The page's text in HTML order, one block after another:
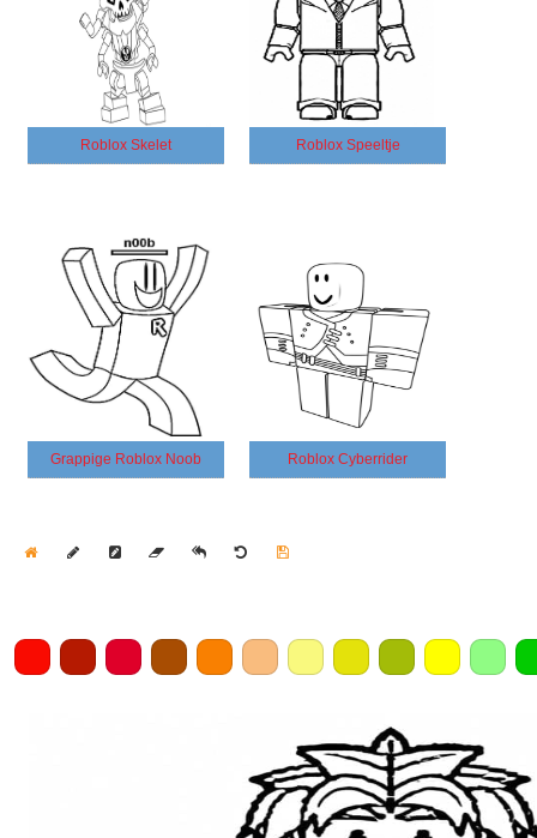
Roblox Skelet Roblox Speeltje
Grappige Roblox Noob Roblox Cyberrider